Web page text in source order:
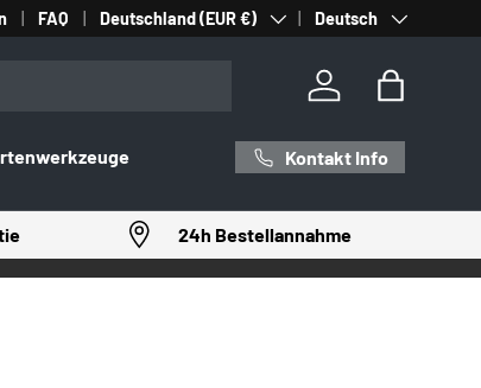
FAQ Land/Region
Deutschland (EUR €) SpracheDeutsch
Einloggen
Kontakt Info
24h Bestellannahme